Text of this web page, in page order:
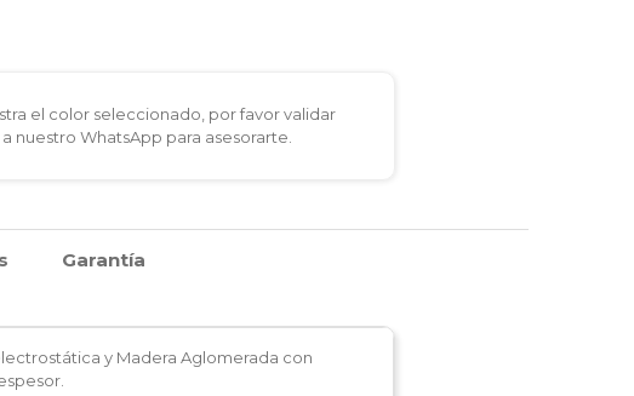
el color seleccionado, por favor validar
nuestro WhatsApp para asesorarte.
Garantía
y Madera Aglomerada con